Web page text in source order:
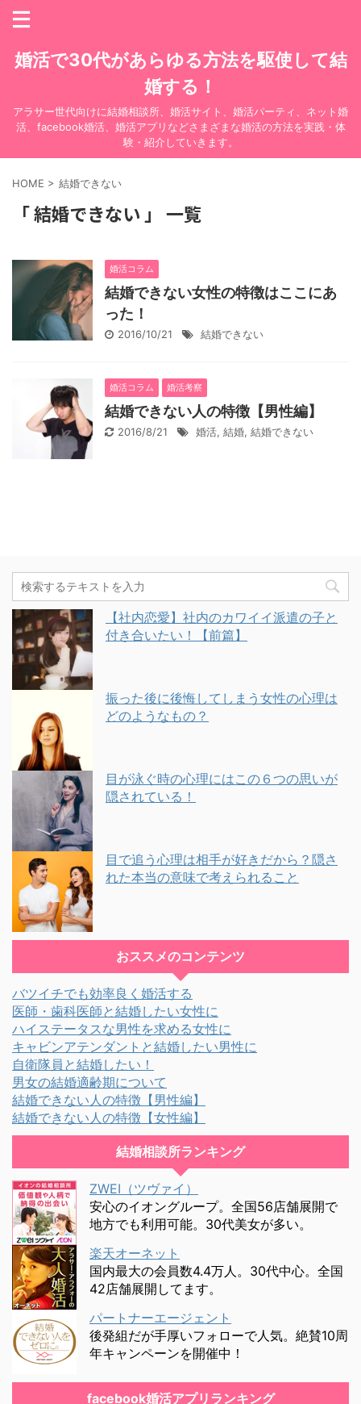
婚活で30代があらゆる方法を駆使して結
婚する！
アラサー世代向けに結婚相談所、婚活サイト、婚活パーティ、ネット婚
活、facebook婚活、婚活アプリなどさまざまな婚活の方法を実践・体
験・紹介していきます。
HOME > 結婚できない
「 結婚できない 」 一覧
婚活コラム
結婚できない女性の特徴はここにあ
った！
2016/10/21 結婚できない
婚活コラム 婚活考察
結婚できない人の特徴【男性編】
2016/8/21 婚活, 結婚, 結婚できない
【社内恋愛】社内のカワイイ派遣の子と
付き合いたい！【前篇】
振った後に後悔してしまう女性の心理は
どのようなもの？
目が泳ぐ時の心理にはこの６つの思いが
隠されている！
目で追う心理は相手が好きだから？隠さ
れた本当の意味で考えられること
おススメのコンテンツ
バツイチでも効率良く婚活する
医師・歯科医師と結婚したい女性に
ハイステータスな男性を求める女性に
キャビンアテンダントと結婚したい男性に
自衛隊員と結婚したい！
男女の結婚適齢期について
結婚できない人の特徴【男性編】
結婚できない人の特徴【女性編】
結婚相談所ランキング
ZWEI（ツヴァイ）
安心のイオングループ。全国56店舗展開で
地方でも利用可能。30代美女が多い。
楽天オーネット
国内最大の会員数4.4万人。30代中心。全国
42店舗展開してます。
パートナーエージェント
後発組だが手厚いフォローで人気。絶賛10周
年キャンペーンを開催中！
facebook婚活アプリランキング